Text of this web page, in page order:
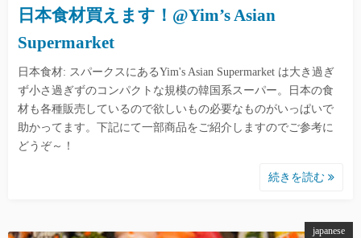
日本食材買えます！@Yim’s Asian
Supermarket
日本食材: スパークスにあるYim's Asian Supermarket は大き過ぎ
ず小さ過ぎずのコンパクトな規模の韓国系スーパー。日本の食
材も各種販売しているので欲しいもの必要なものがいっぱいで
助かってます。下記にて一部商品をご紹介しますのでご参考に
どうぞ～！
続きを読む
japanese